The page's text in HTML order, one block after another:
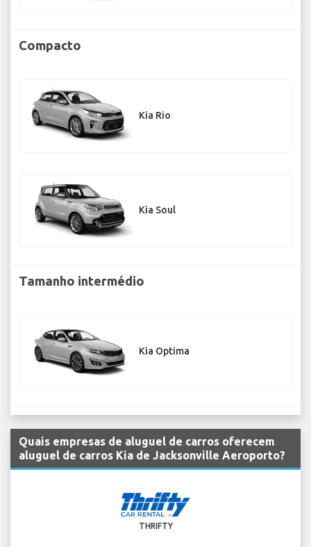
Compacto
Kia Rio
Kia Soul
Tamanho intermédio
Kia Optima
Quais empresas de aluguel de carros oferecem
aluguel de carros Kia de Jacksonville Aeroporto?
THRIFTY